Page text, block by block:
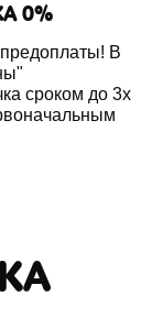
0%
В
сроком до 3х